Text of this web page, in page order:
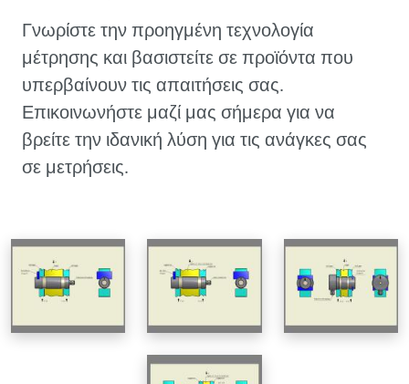
Γνωρίστε την προηγμένη τεχνολογία
μέτρησης και βασιστείτε σε προϊόντα που
υπερβαίνουν τις απαιτήσεις σας.
Επικοινωνήστε μαζί μας σήμερα για να
βρείτε την ιδανική λύση για τις ανάγκες σας
σε μετρήσεις.